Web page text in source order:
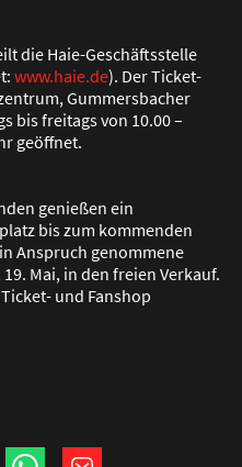
die Haie-Geschäftsstelle
www.haie.de). Der Ticket-
Gummersbacher
bis freitags von 10.00 –
geöffnet.
genießen ein
bis zum kommenden
Anspruch genommene
Mai, in den freien Verkauf.
und Fanshop